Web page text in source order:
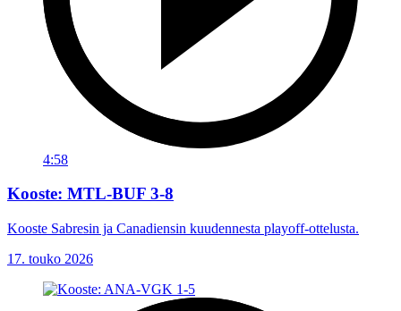
4:58
Kooste: MTL-BUF 3-8
Kooste Sabresin ja Canadiensin kuudennesta playoff-ottelusta.
17. touko 2026